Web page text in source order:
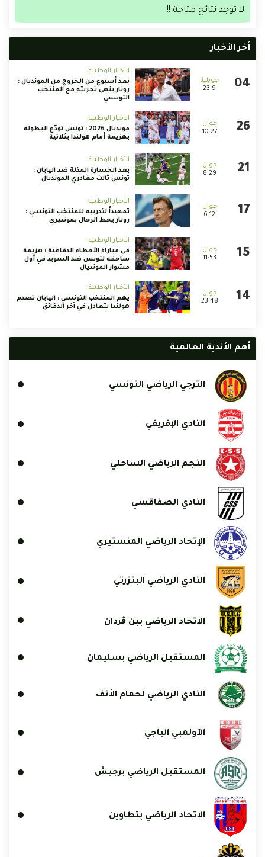
لا توجد نتائج متاحة !!
أخر الأخبار
23:9
الأخبار الوطنية
بعد أسبوع من الخروج من المونديال :
رونار ينهي تجربته مع المنتخب
التونسي
10:27
الأخبار الوطنية
مونديال 2026 : تونس تودّع البطولة
بهزيمة أمام هولندا بثلاثية
8:29
الأخبار الوطنية
بعد الخسارة المذلة ضد اليابان :
تونس ثالث مغادري المونديال
6:12
الأخبار الوطنية
تمهيداً لتدريبه للمنتخب التونسي :
رونار يحط الرحال بمونتيري
11:53
الأخبار الوطنية
في مباراة الأخطاء الدفاعية : هزيمة
ساحقة لتونس ضد السويد في أول
مشوار المونديال
23:48
الأخبار الوطنية
يهم المنتخب التونسي : اليابان تصدم
هولندا بتعادل في آخر الدقائق
أهم الأندية العالمية
الترجي الرياضي التونسي
النادي الإفريقي
النجم الرياضي الساحلي
النادي الصفاقسي
الإتحاد الرياضي المنستيري
النادي الرياضي البنزرتي
الاتحاد الرياضي ببن ڨردان
المستقبل الرياضي بسليمان
النادي الرياضي لحمام الأنف
الأولمبي الباجي
المستقبل الرياضي برجيش
الاتحاد الرياضي بتطاوين